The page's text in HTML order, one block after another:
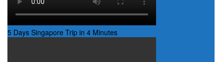
5 Days Singapore Trip in 4 Minutes